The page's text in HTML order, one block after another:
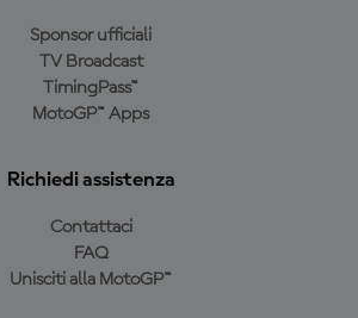
Sponsor ufficiali
TV Broadcast
TimingPass™
MotoGP™ Apps
Richiedi assistenza
Contattaci
FAQ
Unisciti alla MotoGP™